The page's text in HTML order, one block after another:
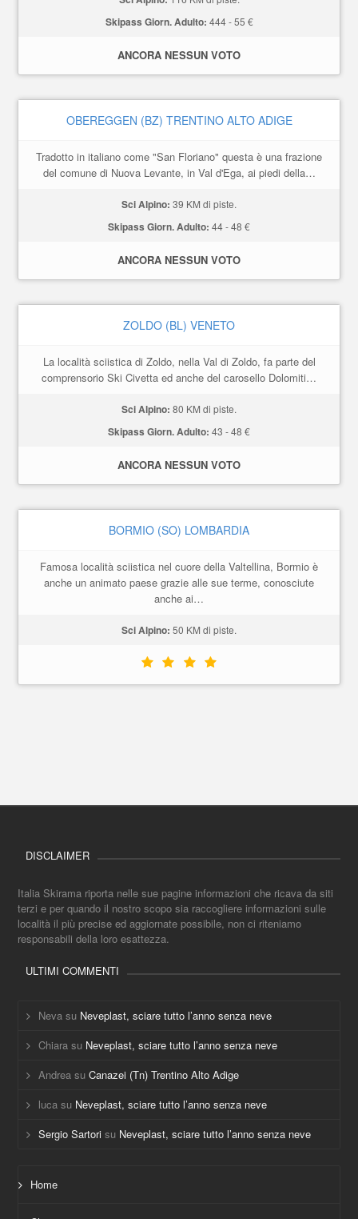
Skipass Giorn. Adulto: 444 - 55 €
ANCORA NESSUN VOTO
OBEREGGEN (BZ) TRENTINO ALTO ADIGE
Tradotto in italiano come "San Floriano" questa è una frazione
del comune di Nuova Levante, in Val d'Ega, ai piedi della…
Sci Alpino: 39 KM di piste.
Skipass Giorn. Adulto: 44 - 48 €
ANCORA NESSUN VOTO
ZOLDO (BL) VENETO
La località sciistica di Zoldo, nella Val di Zoldo, fa parte del
comprensorio Ski Civetta ed anche del carosello Dolomiti…
Sci Alpino: 80 KM di piste.
Skipass Giorn. Adulto: 43 - 48 €
ANCORA NESSUN VOTO
BORMIO (SO) LOMBARDIA
Famosa località sciistica nel cuore della Valtellina, Bormio è
anche un animato paese grazie alle sue terme, conosciute
anche ai…
Sci Alpino: 50 KM di piste.
DISCLAIMER
Italia Skirama riporta nelle sue pagine informazioni che ricava da siti
terzi e per quando il nostro scopo sia raccogliere informazioni sulle
località il più precise ed aggiornate possibile, non ci riteniamo
responsabili della loro esattezza.
ULTIMI COMMENTI
Neva su Neveplast, sciare tutto l’anno senza neve
Chiara su Neveplast, sciare tutto l’anno senza neve
Andrea suCanazei (Tn) Trentino Alto Adige
luca su Neveplast, sciare tutto l’anno senza neve
Sergio Sartori su Neveplast, sciare tutto l’anno senza neve
Home